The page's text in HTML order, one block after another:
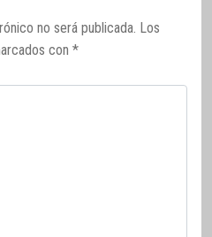
no será publicada. Los
con *